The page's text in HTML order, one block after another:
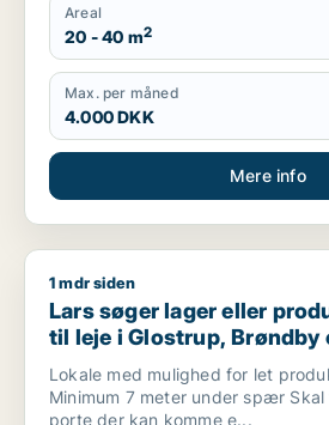
Areal
20 - 40 m2
Max. per måned
4.000 DKK
Mere info
Lars søger lager eller
1 mdr siden
Lars søger lager eller
til leje i Glostrup, Brøndby
m.fl.
Lokale med mulighed for let
Minimum 7 meter under spær
porte der kan komme e...